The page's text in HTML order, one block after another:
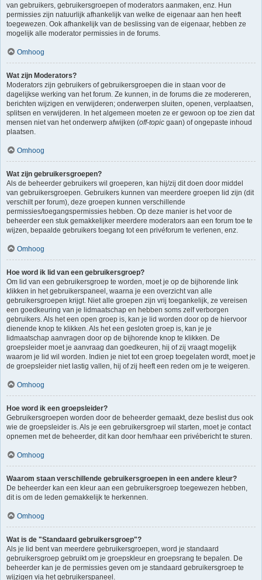
van gebruikers, gebruikersgroepen of moderators aanmaken, enz. Hun
permissies zijn natuurlijk afhankelijk van welke de eigenaar aan hen heeft
toegewezen. Ook afhankelijk van de beslissing van de eigenaar, hebben ze
mogelijk alle moderator permissies in de forums.
Omhoog
Wat zijn Moderators?
Moderators zijn gebruikers of gebruikersgroepen die in staan voor de
dagelijkse werking van het forum. Ze kunnen, in de forums die ze modereren,
berichten wijzigen en verwijderen; onderwerpen sluiten, openen, verplaatsen,
splitsen en verwijderen. In het algemeen moeten ze er gewoon op toe zien dat
mensen niet van het onderwerp afwijken (off-topic gaan) of ongepaste inhoud
plaatsen.
Omhoog
Wat zijn gebruikersgroepen?
Als de beheerder gebruikers wil groeperen, kan hij/zij dit doen door middel
van gebruikersgroepen. Gebruikers kunnen van meerdere groepen lid zijn (dit
verschilt per forum), deze groepen kunnen verschillende
permissies/toegangspermissies hebben. Op deze manier is het voor de
beheerder een stuk gemakkelijker meerdere moderators aan een forum toe te
wijzen, bepaalde gebruikers toegang tot een privéforum te verlenen, enz.
Omhoog
Hoe word ik lid van een gebruikersgroep?
Om lid van een gebruikersgroep te worden, moet je op de bijhorende link
klikken in het gebruikerspaneel, waarna je een overzicht van alle
gebruikersgroepen krijgt. Niet alle groepen zijn vrij toegankelijk, ze vereisen
een goedkeuring van je lidmaatschap en hebben soms zelf verborgen
gebruikers. Als het een open groep is, kan je lid worden door op de hiervoor
dienende knop te klikken. Als het een gesloten groep is, kan je je
lidmaatschap aanvragen door op de bijhorende knop te klikken. De
groepsleider moet je aanvraag dan goedkeuren, hij of zij vraagt mogelijk
waarom je lid wil worden. Indien je niet tot een groep toegelaten wordt, moet je
de groepsleider niet lastig vallen, hij of zij heeft een reden om je te weigeren.
Omhoog
Hoe word ik een groepsleider?
Gebruikersgroepen worden door de beheerder gemaakt, deze beslist dus ook
wie de groepsleider is. Als je een gebruikersgroep wil starten, moet je contact
opnemen met de beheerder, dit kan door hem/haar een privébericht te sturen.
Omhoog
Waarom staan verschillende gebruikersgroepen in een andere kleur?
De beheerder kan een kleur aan een gebruikersgroep toegewezen hebben,
dit is om de leden gemakkelijk te herkennen.
Omhoog
Wat is de "Standaard gebruikersgroep"?
Als je lid bent van meerdere gebruikersgroepen, word je standaard
gebruikersgroep gebruikt om je groepskleur en groepsrang te bepalen. De
beheerder kan je de permissies geven om je standaard gebruikersgroep te
wijzigen via het gebruikerspaneel.